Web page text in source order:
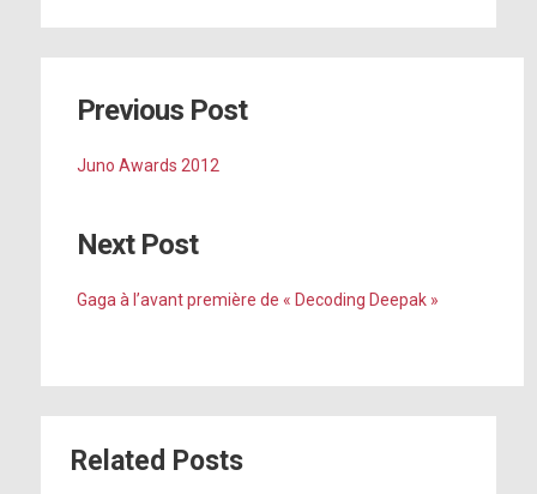
Previous Post
Juno Awards 2012
Next Post
Gaga à l’avant première de « Decoding Deepak »
Related Posts